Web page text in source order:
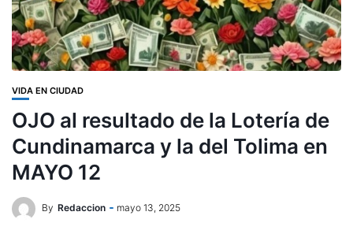
VIDA EN CIUDAD
OJO al resultado de la Lotería de
Cundinamarca y la del Tolima en
MAYO 12
By Redaccion mayo 13, 2025